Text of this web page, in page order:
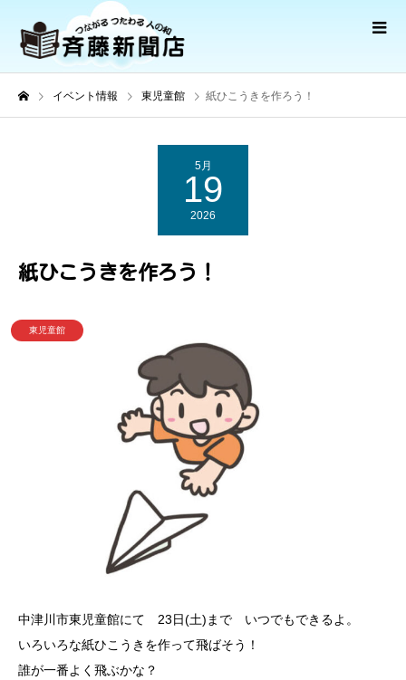
イベント情報 東児童館 紙ひこうきを作ろう！
5月
19
2026
紙ひこうきを作ろう！
東児童館
中津川市東児童館にて 23日(土)まで いつでもできるよ。
いろいろな紙ひこうきを作って飛ばそう！
誰が一番よく飛ぶかな？